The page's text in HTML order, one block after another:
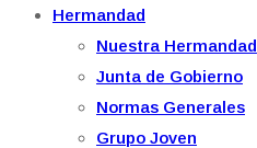
Hermandad
Nuestra Hermandad
Junta de Gobierno
Normas Generales
Grupo Joven